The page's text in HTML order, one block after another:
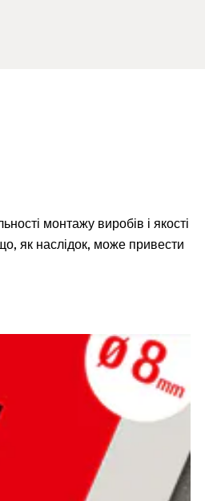
монтажу виробів і якості
як наслідок, може привести